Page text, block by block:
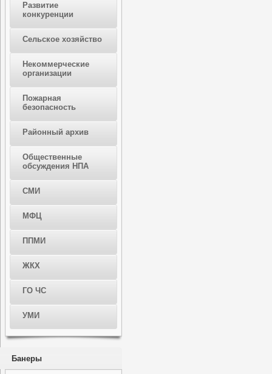
Развитие
конкуренции
Сельское хозяйство
Некоммерческие
организации
Пожарная
безопасность
Районный архив
Общественные
обсуждения НПА
СМИ
МФЦ
ППМИ
ЖКХ
ГО ЧС
УМИ
Банеры